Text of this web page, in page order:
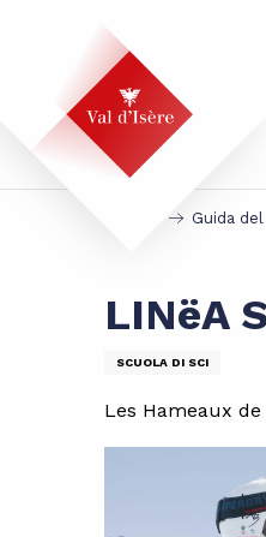
principal
Guida
LINëA
SCUOLA DI SCI
Les Hameaux de